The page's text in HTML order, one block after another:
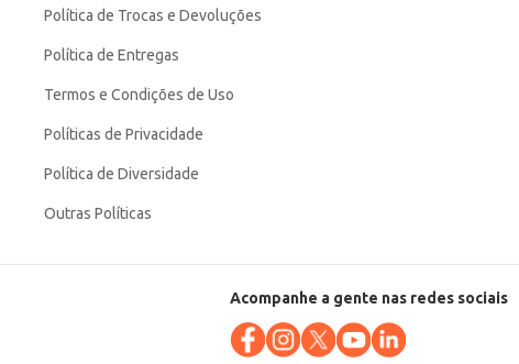
Política de Trocas e Devoluções
Política de Entregas
Termos e Condições de Uso
Políticas de Privacidade
Política de Diversidade
Outras Políticas
Acompanhe a gente nas redes sociais